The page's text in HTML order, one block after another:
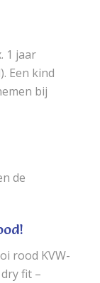
1 jaar
Een kind
bij
de
rood KVW-
fit –